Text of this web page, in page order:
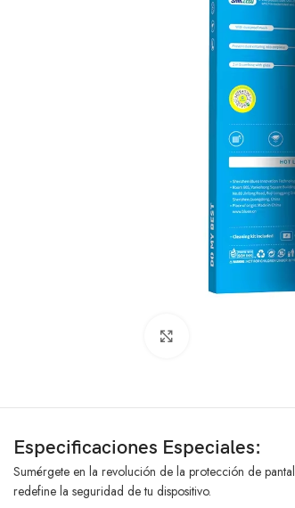
Especificaciones Especiales:
Sumérgete en la revolución de la protección de
redefine la seguridad de tu dispositivo.